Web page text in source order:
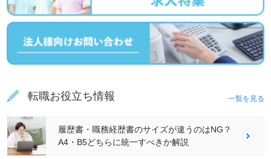
転職お役立ち情報 一覧を見る
履歴書・職務経歴書のサイズが違うのはNG？
A4・B5どちらに統一すべきか解説